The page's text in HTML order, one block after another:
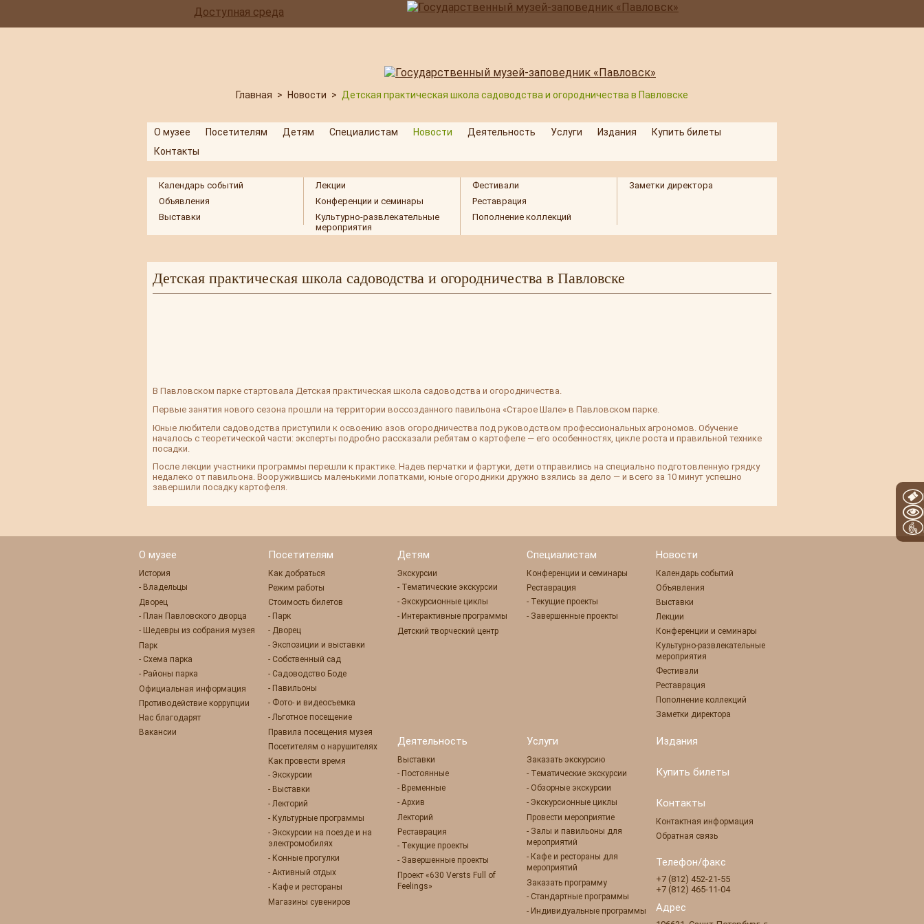
Доступная среда
Главная > Новости > Детская практическая школа садоводства и огородничества в Павловске
О музее Посетителям Детям Специалистам Новости Деятельность Услуги Издания
Купить билеты
Контакты
Календарь событий
Объявления
Выставки
Лекции
Конференции и семинары
Культурно-развлекательные
мероприятия
Фестивали
Реставрация
Пополнение коллекций
Заметки директора
Детская практическая школа садоводства и огородничества в Павловске
В Павловском парке стартовала Детская практическая школа садоводства и огородничества.
Первые занятия нового сезона прошли на территории воссозданного павильона «Старое Шале» в Павловском парке.
Юные любители садоводства приступили к освоению азов огородничества под руководством профессиональных агрономов. Обучение
началось с теоретической части: эксперты подробно рассказали ребятам о картофеле — его особенностях, цикле роста и правильной технике
посадки.
После лекции участники программы перешли к практике. Надев перчатки и фартуки, дети отправились на специально подготовленную грядку
недалеко от павильона. Вооружившись маленькими лопатками, юные огородники дружно взялись за дело — и всего за 10 минут успешно
завершили посадку картофеля.
О музее
История
- Владельцы
Дворец
- План Павловского дворца
- Шедевры из собрания музея
Парк
- Схема парка
- Районы парка
Официальная информация
Противодействие коррупции
Нас благодарят
Вакансии
Посетителям
Как добраться
Режим работы
Стоимость билетов
- Парк
- Дворец
- Экспозиции и выставки
- Собственный сад
- Садоводство Боде
- Павильоны
- Фото- и видеосъемка
- Льготное посещение
Правила посещения музея
Посетителям о нарушителях
Как провести время
- Экскурсии
- Выставки
- Лекторий
- Культурные программы
- Экскурсии на поезде и на
электромобилях
- Конные прогулки
- Активный отдых
- Кафе и рестораны
Магазины сувениров
Детям
Экскурсии
- Тематические экскурсии
- Экскурсионные циклы
- Интерактивные программы
Детский творческий центр
Специалистам
Конференции и семинары
Реставрация
- Текущие проекты
- Завершенные проекты
Новости
Календарь событий
Объявления
Выставки
Лекции
Конференции и семинары
Культурно-развлекательные
мероприятия
Фестивали
Реставрация
Пополнение коллекций
Заметки директора
Деятельность
Выставки
- Постоянные
- Временные
- Архив
Лекторий
Реставрация
- Текущие проекты
- Завершенные проекты
Проект «630 Versts Full of
Feelings»
Услуги
Заказать экскурсию
- Тематические экскурсии
- Обзорные экскурсии
- Экскурсионные циклы
Провести мероприятие
- Залы и павильоны для
мероприятий
- Кафе и рестораны для
мероприятий
Заказать программу
- Стандартные программы
- Индивидуальные программы
Издания
Купить билеты
Контакты
Контактная информация
Обратная связь
Телефон/факс
+7 (812) 452-21-55
+7 (812) 465-11-04
Адрес